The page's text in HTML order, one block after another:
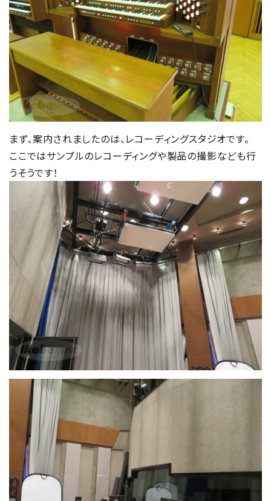
まず、案内されましたのは、レコーディングスタジオです。
ここではサンプルのレコーディングや製品の撮影なども行
うそうです！